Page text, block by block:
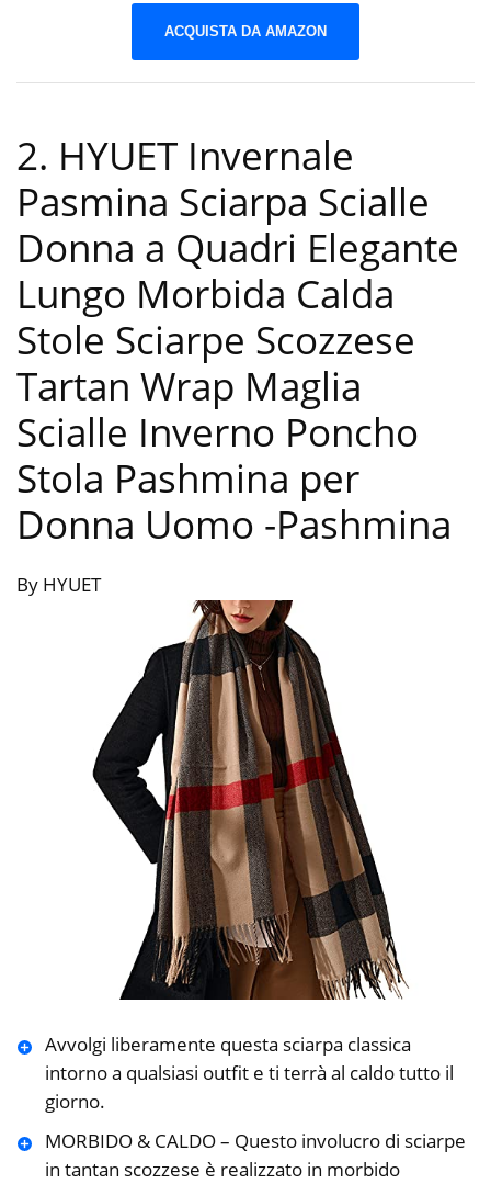
ACQUISTA DA AMAZON
2. HYUET Invernale
Pasmina Sciarpa Scialle
Donna a Quadri Elegante
Lungo Morbida Calda
Stole Sciarpe Scozzese
Tartan Wrap Maglia
Scialle Inverno Poncho
Stola Pashmina per
Donna Uomo -Pashmina
By HYUET
Avvolgi liberamente questa sciarpa classica
intorno a qualsiasi outfit e ti terrà al caldo tutto il
giorno.
MORBIDO & CALDO – Questo involucro di sciarpe
in tantan scozzese è realizzato in morbido